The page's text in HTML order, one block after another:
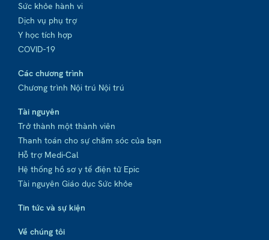
Sức khỏe hành vi
Dịch vụ phụ trợ
Y học tích hợp
COVID-19
Các chương trình
Chương trình Nội trú Nội trú
Tài nguyên
Trở thành một thành viên
Thanh toán cho sự chăm sóc của bạn
Hỗ trợ Medi-Cal
Hệ thống hồ sơ y tế điện tử Epic
Tài nguyên Giáo dục Sức khỏe
Tin tức và sự kiện
Về chúng tôi